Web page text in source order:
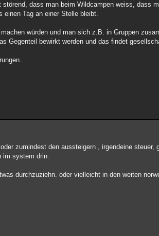
dass man beim Wildcampen weiss, dass
einen Tag an einer Stelle bleibt.
würden und man sich z.B. in Gruppen
Gegenteil bewirkt werden und das findet
zumindest den aussteigern , irgendeine
im system drin.
durchzuziehn. oder vielleicht in den weiten